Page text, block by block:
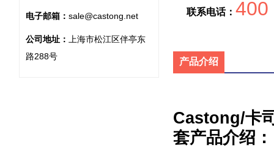
联系电话： 400
产品介绍
Castong/卡
套产品介绍：
电子邮箱： sale@castong.net
公司地址：
上海市松江区伴亭东
路288号